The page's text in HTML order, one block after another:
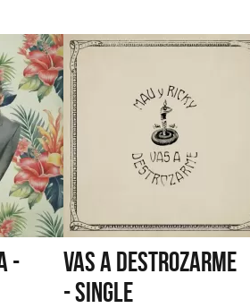
-
VAS A DESTROZARME
- SINGLE